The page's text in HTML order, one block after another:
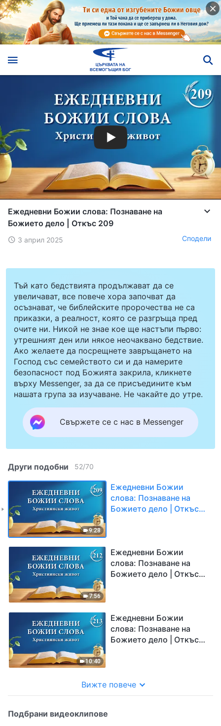
Ежедневни Божии слова: Познаване на
Божието дело | Откъс 209
3 април 2025 Сподели
Тъй като бедствията продължават да се
увеличават, все повече хора започват да
осъзнават, че библейските пророчества не са
приказки, а реалност, която се разгръща пред
очите ни. Никой не знае кое ще настъпи първо:
утрешният ден или някое неочаквано бедствие.
Ако желаете да посрещнете завръщането на
Господ със семейството си и да намерите
безопасност под Божията закрила, кликнете
върху Messenger, за да се присъедините към
нашата група за изучаване. Не чакайте до утре.
Свържете се с нас в Messenger
Други подобни 52/70
9:28
Ежедневни Божии
слова: Познаване на
Божието дело | Откъс
7:56
Ежедневни Божии
слова: Познаване на
Божието дело | Откъс
10:40
Ежедневни Божии
слова: Познаване на
Божието дело | Откъс
Вижте повече
Подбрани видеоклипове